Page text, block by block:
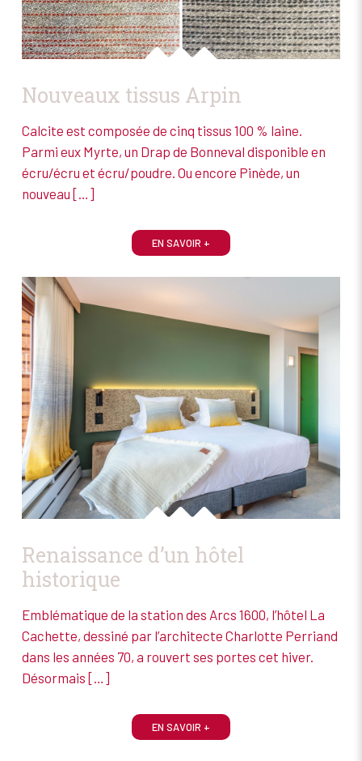
Nouveaux tissus Arpin
Calcite est composée de cinq tissus 100 % laine.
Parmi eux Myrte, un Drap de Bonneval disponible en
écru/écru et écru/poudre. Ou encore Pinède, un
nouveau […]
EN SAVOIR +
Renaissance d’un hôtel
historique
Emblématique de la station des Arcs 1600, l’hôtel La
Cachette, dessiné par l’architecte Charlotte Perriand
dans les années 70, a rouvert ses portes cet hiver.
Désormais […]
EN SAVOIR +